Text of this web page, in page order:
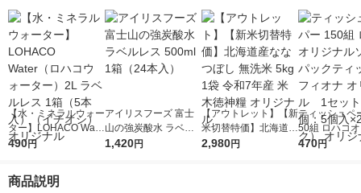
【水・ミネラルウォー
ター】LOHACO Wate
r（ロハコウォータ
シ） オリジナル
490円
アイリスフーズ 富士
山の強炭酸水 ラベル
レス 500ml 1箱（24
1,420円
【アウトレット】【新
米切替特価】北海道産
ななつぼし 無洗米 5k
2,980円
ティッシュペ
50組 ロハコ
ルソフトパッ
470円
商品説明